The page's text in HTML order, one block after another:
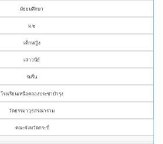
มัธยมศึกษา
ม.๒
เด็กหญิง
เสาวนีย์
ร่มรื่น
โรงเรียนเหนือคลองประชาบำรุง
วัดธรรมาวุธสรณาราม
คณะจังหวัดกระบี่